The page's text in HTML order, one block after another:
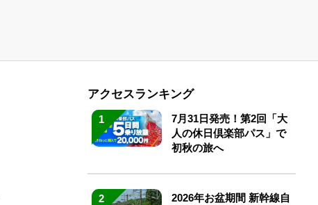
アクセスランキング
1
7月31日発売！第2回「大
人の休日倶楽部パス」で
初秋の旅へ
2
2026年お盆期間 新幹線自